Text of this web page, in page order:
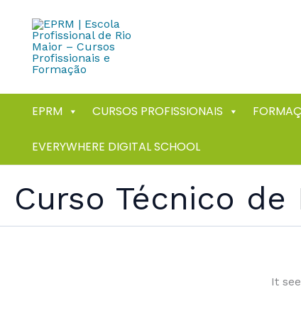
content
EPRM CURSOS PROFISSIONAIS
EVERYWHERE DIGITAL SCHOOL
Curso Técnico
It